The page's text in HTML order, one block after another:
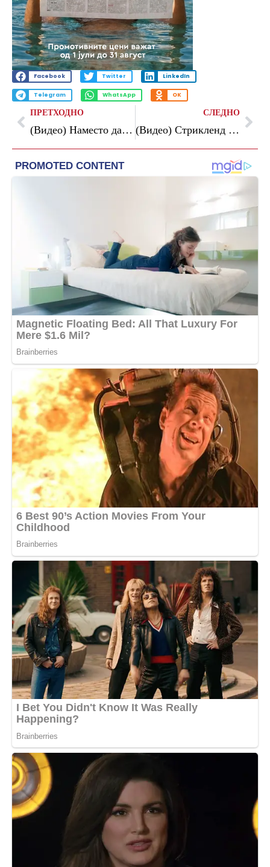
Facebook Twitter LinkedIn
Telegram WhatsApp OK
ПРЕТХОДНО
(Видео) Наместо да ја слават ттиулата, навивачиѕе на Славија решија да го прекинат дербито со Спарта
СЛЕДНО
(Видео) Стрикленд го истепа Чимаев и го врати шампионскиот појас